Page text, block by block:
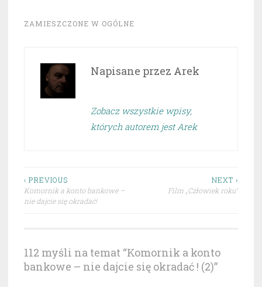
ZAMIESZCZONE W OGÓLNE
Napisane przez Arek
Zobacz wszystkie wpisy,
których autorem jest Arek
Nawigacja
wpisu
‹ PREVIOUS
Komornik a konto bankowe –
nie dajcie się okradać!
NEXT ›
Film „Człowiek roku”
112 myśli na temat “Komornik a konto
bankowe – nie dajcie się okradać ! (2)”